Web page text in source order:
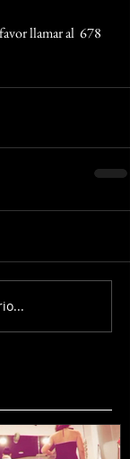
llamar al  678